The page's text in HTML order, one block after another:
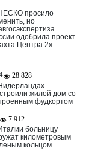
просило
но
одобрила проект
Центра 2»
28 828
жилой дом со
фудкортом
7 912
больницу
километровым
кольцом